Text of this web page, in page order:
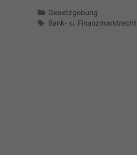
Kategorien
Gesetzgebung
Schlagwörter
Bank- u. Finanzmarktrecht